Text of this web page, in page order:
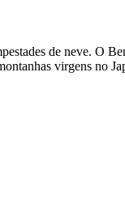
de neve. O
virgens no